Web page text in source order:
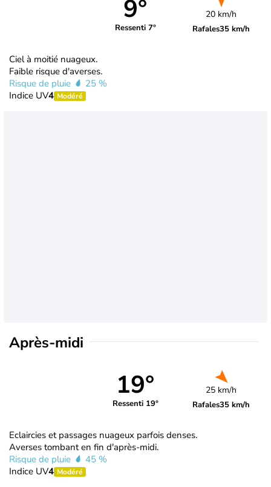
9°
Ressenti 7°
20 km/h
Rafales35 km/h
Ciel à moitié nuageux.
Faible risque d'averses.
Risque de pluie
25 %
Indice UV4 Modéré
Après-midi
19°
Ressenti 19°
25 km/h
Rafales35 km/h
Eclaircies et passages nuageux parfois denses.
Averses tombant en fin d'après-midi.
Risque de pluie
45 %
Indice UV4 Modéré